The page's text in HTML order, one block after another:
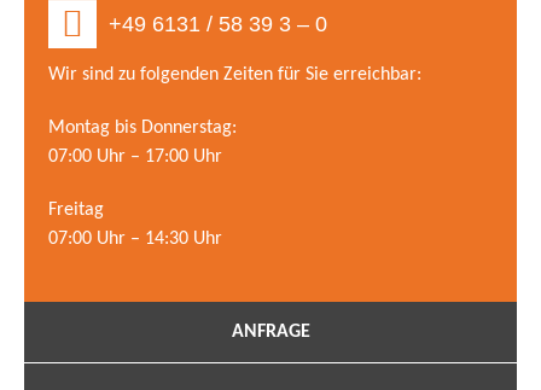
+49 6131 / 58 39 3 – 0
Wir sind zu folgenden Zeiten für Sie erreichbar:
Montag bis Donnerstag:
07:00 Uhr – 17:00 Uhr
Freitag
07:00 Uhr – 14:30 Uhr
ANFRAGE